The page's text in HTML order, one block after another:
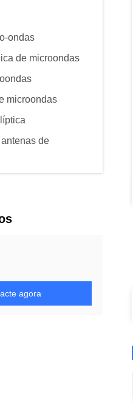
ondas
de microondas
microondas
de
agora